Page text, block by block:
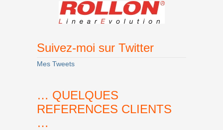
Suivez-moi sur Twitter
Mes Tweets
… QUELQUES
REFERENCES CLIENTS
…